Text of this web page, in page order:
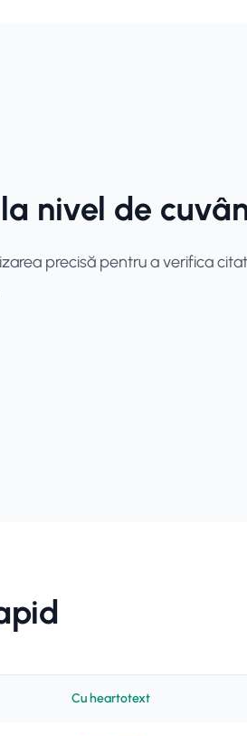
nivel de
precisă pentru a verifica
Cu heartotext